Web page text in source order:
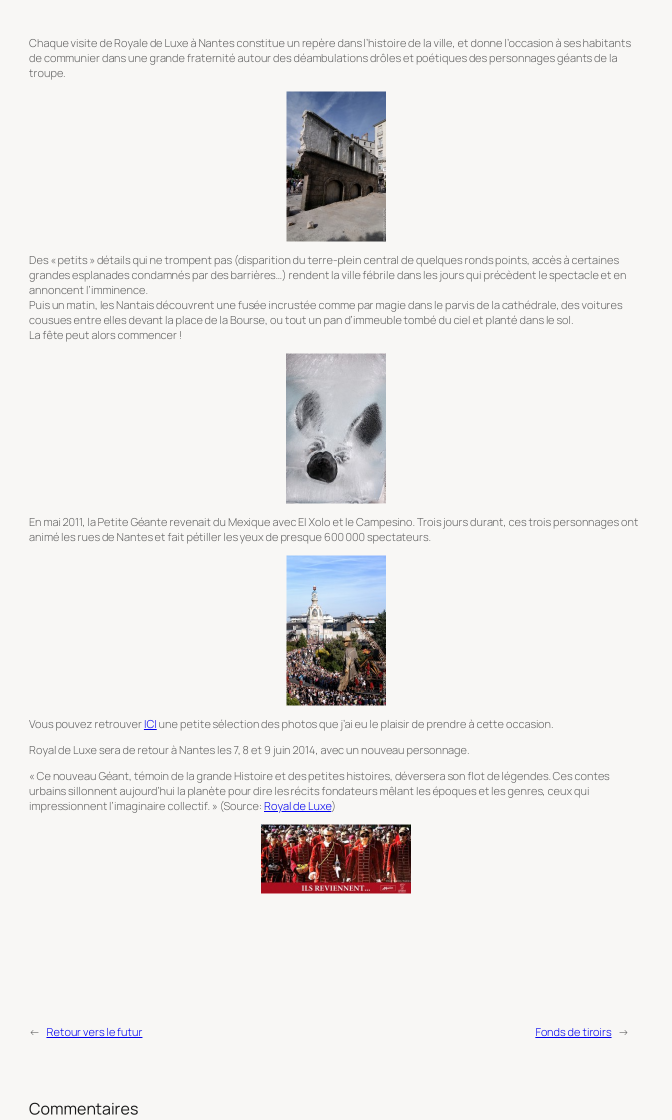
Chaque visite de Royale de Luxe à Nantes constitue un repère dans l’histoire de la ville, et donne l’occasion à ses habitants
de communier dans une grande fraternité autour des déambulations drôles et poétiques des personnages géants de la
troupe.
Des « petits » détails qui ne trompent pas (disparition du terre-plein central de quelques ronds points, accès à certaines
grandes esplanades condamnés par des barrières…) rendent la ville fébrile dans les jours qui précèdent le spectacle et en
annoncent l’imminence.
Puis un matin, les Nantais découvrent une fusée incrustée comme par magie dans le parvis de la cathédrale, des voitures
cousues entre elles devant la place de la Bourse, ou tout un pan d’immeuble tombé du ciel et planté dans le sol.
La fête peut alors commencer !
En mai 2011, la Petite Géante revenait du Mexique avec El Xolo et le Campesino. Trois jours durant, ces trois personnages ont
animé les rues de Nantes et fait pétiller les yeux de presque 600 000 spectateurs.
Vous pouvez retrouver ICI une petite sélection des photos que j’ai eu le plaisir de prendre à cette occasion.
Royal de Luxe sera de retour à Nantes les 7, 8 et 9 juin 2014, avec un nouveau personnage.
« Ce nouveau Géant, témoin de la grande Histoire et des petites histoires, déversera son flot de légendes. Ces contes
urbains sillonnent aujourd’hui la planète pour dire les récits fondateurs mêlant les époques et les genres, ceux qui
impressionnent l’imaginaire collectif. » (Source: Royal de Luxe)
← Retour vers le futur Fonds de tiroirs →
Commentaires